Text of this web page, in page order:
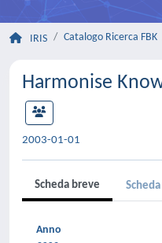
IRIS Catalogo Ricerca FBK
Harmonise
2003-01-01
Scheda breve
Anno